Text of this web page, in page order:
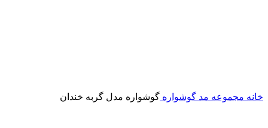
خانه مجموعه مد گوشواره گوشواره مدل گربه خندان